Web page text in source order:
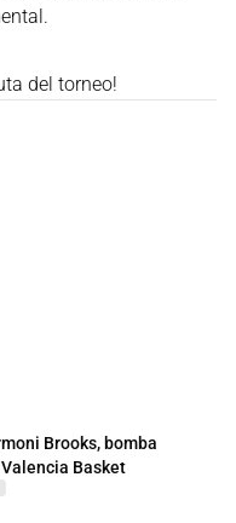
del torneo!
Brooks, bomba
Basket